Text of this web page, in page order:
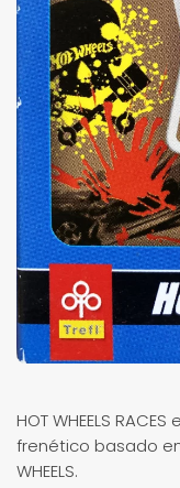
HOT WHEELS
frenético basado
WHEELS.